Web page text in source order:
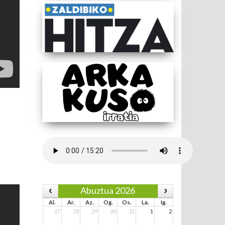
Abuztua 2026
Al. Ar. Az. Og. Os. La.
Ig.
27
28 29 30 31 1 2